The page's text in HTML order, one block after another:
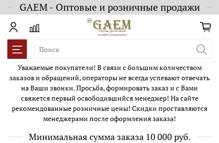
GAEM - Оптовые и розничные продажи
Уважаемые покупатели! В связи с большим количеством
заказов и обращений, операторы не всегда успевают отвечать
на Ваши звонки. Просьба, формировать заказ и с Вами
свяжется первый освободившийся менеджер! На сайте
рекомендованные розничные цены! Скидки проставляются
менеджерами после оформления заказа!
Минимальная сумма заказа 10 000 руб.